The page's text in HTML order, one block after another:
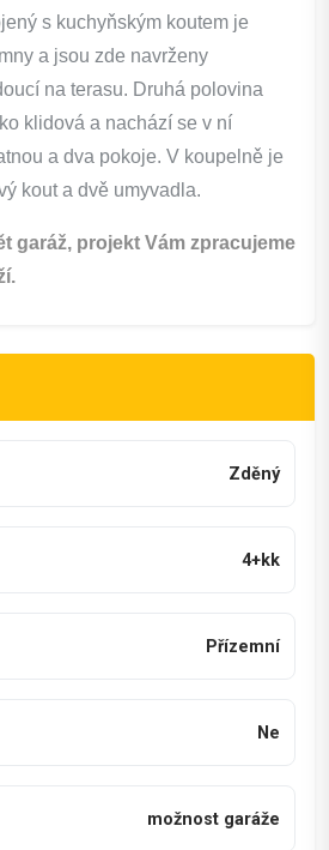
s kuchyňským koutem je
a jsou zde navrženy
na terasu. Druhá polovina
klidová a nachází se v ní
a dva pokoje. V koupelně je
kout a dvě umyvadla.
garáž, projekt Vám zpracujeme
Zděný
4+kk
Přízemní
Ne
možnost garáže